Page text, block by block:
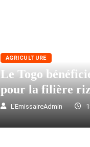
AGRICULTURE
Le Togo
pour la filière
L'EmissaireAdmin